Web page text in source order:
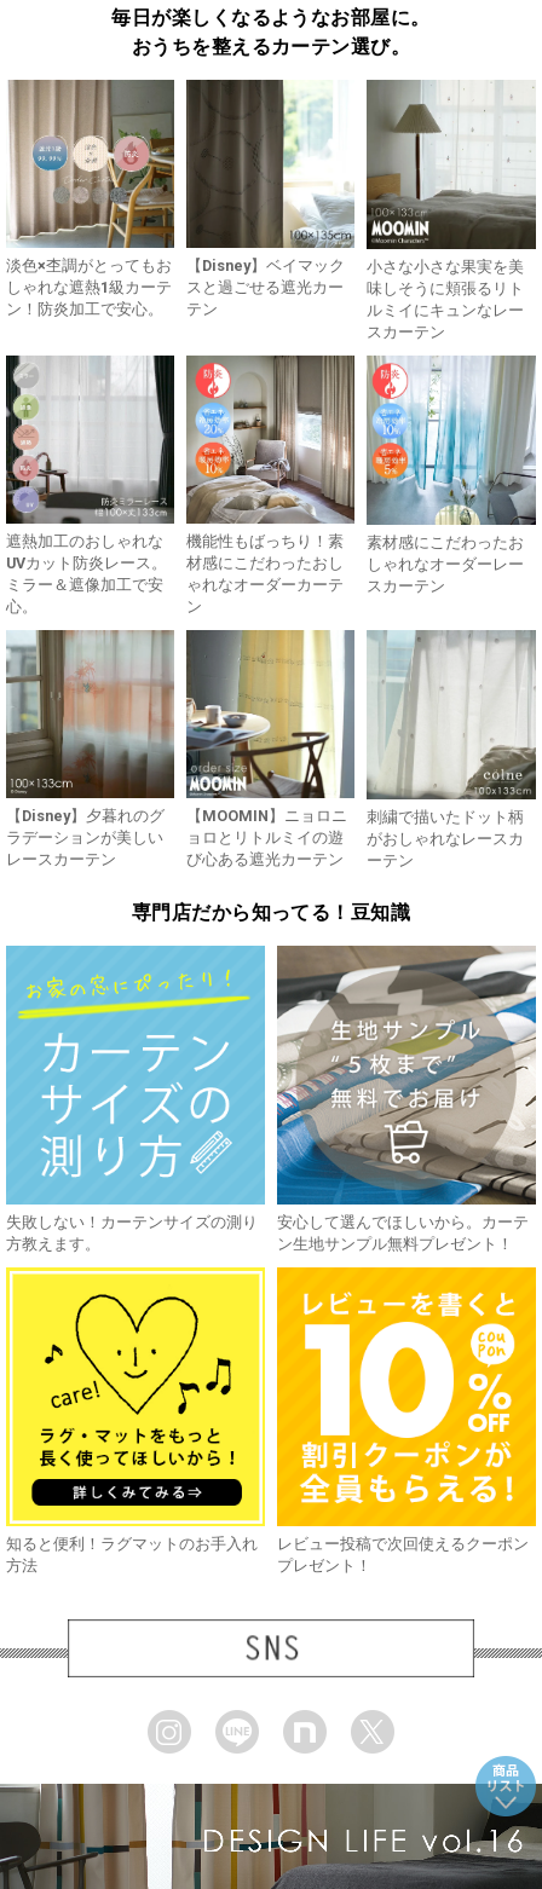
毎日が楽しくなるようなお部屋に。
おうちを整えるカーテン選び。
淡色×杢調がとってもお
しゃれな遮熱1級カーテ
ン！防炎加工で安心。
【Disney】ベイマック
スと過ごせる遮光カー
テン
小さな小さな果実を美
味しそうに頬張るリト
ルミイにキュンなレー
スカーテン
遮熱加工のおしゃれな
UVカット防炎レース。
ミラー＆遮像加工で安
心。
機能性もばっちり！素
材感にこだわったおし
ゃれなオーダーカーテ
ン
素材感にこだわったお
しゃれなオーダーレー
スカーテン
【Disney】夕暮れのグ
ラデーションが美しい
レースカーテン
【MOOMIN】ニョロニ
ョロとリトルミイの遊
び心ある遮光カーテン
刺繍で描いたドット柄
がおしゃれなレースカ
ーテン
専門店だから知ってる！豆知識
失敗しない！カーテンサイズの測り
方教えます。
安心して選んでほしいから。カーテ
ン生地サンプル無料プレゼント！
知ると便利！ラグマットのお手入れ
方法
レビュー投稿で次回使えるクーポン
プレゼント！